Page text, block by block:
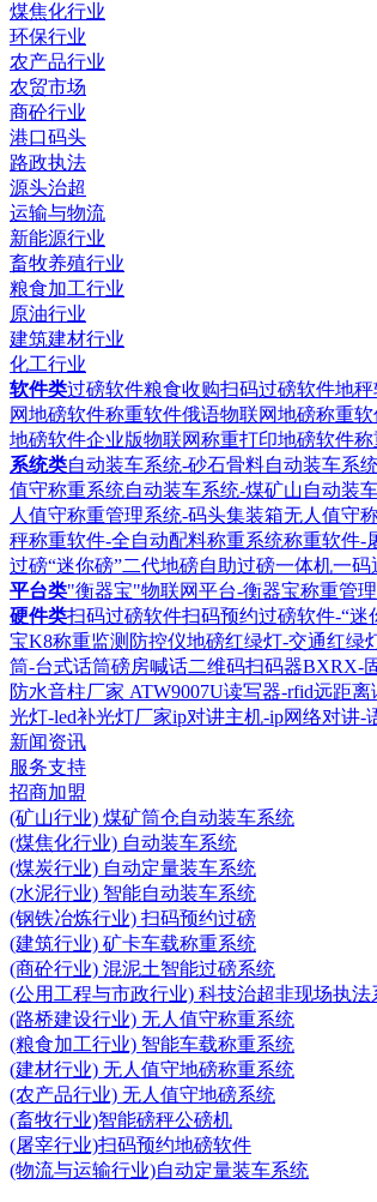
煤焦化行业
环保行业
农产品行业
农贸市场
商砼行业
港口码头
路政执法
源头治超
运输与物流
新能源行业
畜牧养殖行业
粮食加工行业
原油行业
建筑建材行业
化工行业
软件类过磅软件粮食收购扫码过磅软件地
网地磅软件称重软件俄语物联网地磅称重软
地磅软件企业版物联网称重打印地磅软件称
系统类自动装车系统-砂石骨料自动装车系
值守称重系统自动装车系统-煤矿山自动装
人值守称重管理系统-码头集装箱无人值守
秤称重软件-全自动配料称重系统称重软件-
过磅“迷你磅”二代地磅自助过磅一体机一码
平台类"衡器宝"物联网平台-衡器宝称重管
硬件类扫码过磅软件扫码预约过磅软件-“
宝K8称重监测防控仪地磅红绿灯-交通红绿
筒-台式话筒磅房喊话二维码扫码器BXRX-
防水音柱厂家 ATW9007U读写器-rfid远距
光灯-led补光灯厂家ip对讲主机-ip网络对讲-
新闻资讯
服务支持
招商加盟
(矿山行业) 煤矿筒仓自动装车系统
(煤焦化行业) 自动装车系统
(煤炭行业) 自动定量装车系统
(水泥行业) 智能自动装车系统
(钢铁冶炼行业) 扫码预约过磅
(建筑行业) 矿卡车载称重系统
(商砼行业) 混泥土智能过磅系统
(公用工程与市政行业) 科技治超非现场执法
(路桥建设行业) 无人值守称重系统
(粮食加工行业) 智能车载称重系统
(建材行业) 无人值守地磅称重系统
(农产品行业) 无人值守地磅系统
(畜牧行业)智能磅秤公磅机
(屠宰行业)扫码预约地磅软件
(物流与运输行业)自动定量装车系统